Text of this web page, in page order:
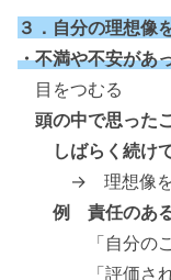
３．自分の理想像
・不満や不安があ
目をつむる
頭の中で思った
しばらく続け
→ 理想像を
例 責任のあ
「自分のこと
「評価される